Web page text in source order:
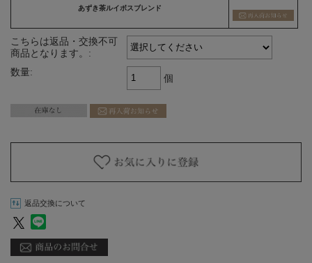
あずき茶ルイボスブレンド
こちらは返品・交換不可
商品となります。:
数量:
個
返品交換について